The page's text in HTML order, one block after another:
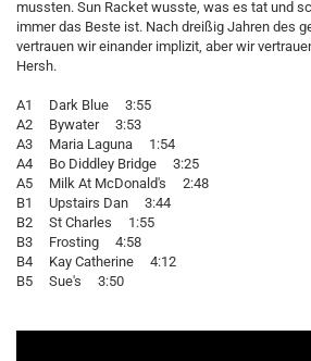
mussten. Sun Racket wusste, was es tat und
immer das Beste ist. Nach dreißig Jahren des
vertrauen wir einander implizit, aber wir
Hersh.
A1 Dark Blue 3:55
A2 Bywater 3:53
A3 Maria Laguna 1:54
A4 Bo Diddley Bridge 3:25
A5 Milk At McDonald's 2:48
B1 Upstairs Dan 3:44
B2 St Charles 1:55
B3 Frosting 4:58
B4 Kay Catherine 4:12
B5 Sue's 3:50